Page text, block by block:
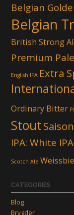
Belgian
Belgian
British Strong
Premium
English IPA Extra
Ordinary Bitter
StoutSaison
IPA: White IPA
Scotch Ale
CATEGORIES
Blog
Brygder